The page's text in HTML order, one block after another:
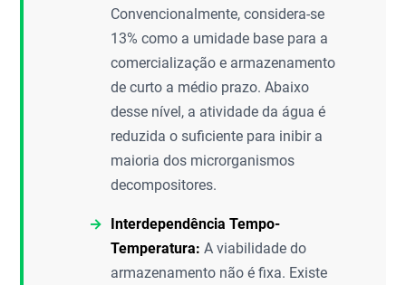
Convencionalmente, considera-se
13% como a umidade base para a
comercialização e armazenamento
de curto a médio prazo. Abaixo
desse nível, a atividade da água é
reduzida o suficiente para inibir a
maioria dos microrganismos
decompositores.
Interdependência Tempo-
Temperatura: A viabilidade do
armazenamento não é fixa. Existe